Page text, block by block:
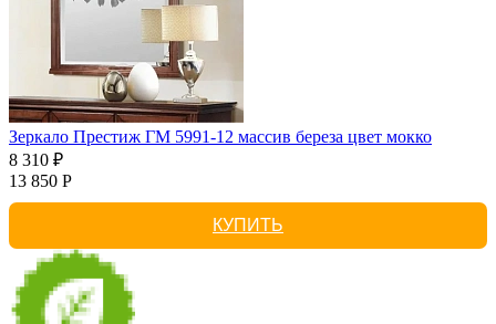
Зеркало Престиж ГМ 5991-12 массив береза цвет мокко
8 310 ₽
13 850 Р
КУПИТЬ